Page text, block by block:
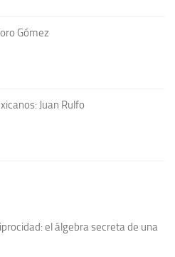
Gómez
Juan Rulfo
el álgebra secreta de una